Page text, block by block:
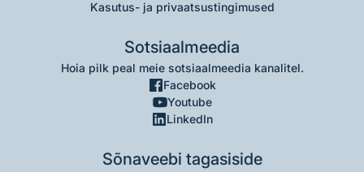
Kasutus- ja privaatsustingimused
Sotsiaalmeedia
Hoia pilk peal meie sotsiaalmeedia kanalitel.
Facebook
Youtube
LinkedIn
Sõnaveebi tagasiside